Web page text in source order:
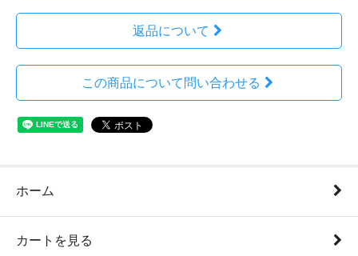
返品について
この商品について問い合わせる
ホーム
カートを見る